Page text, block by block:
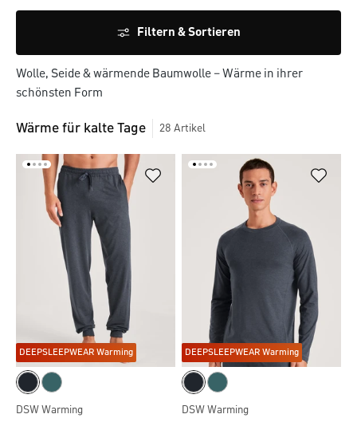
Filtern & Sortieren
Wolle, Seide & wärmende Baumwolle – Wärme in ihrer
schönsten Form
Wärme für kalte Tage 28 Artikel
DEEPSLEEPWEAR Warming
DSW Warming
DEEPSLEEPWEAR Warming
DSW Warming